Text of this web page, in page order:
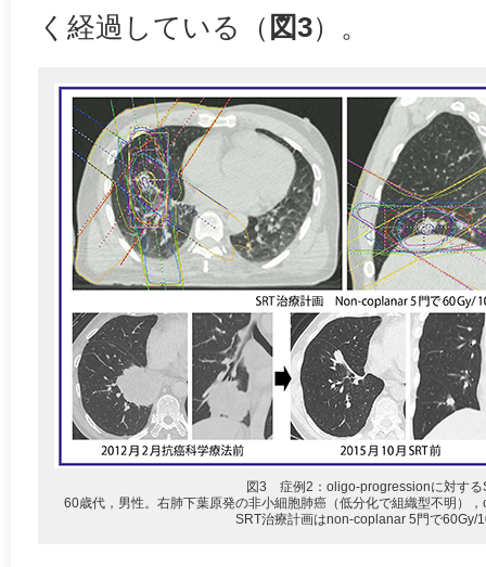
く経過している（ 図3）。
図3 症例2：oligo-progressionに対する
60歳代，男性。右肺下葉原発の非小細胞肺癌（低分化で組織型不明）
SRT治療計画はnon-coplanar 5門で60Gy/